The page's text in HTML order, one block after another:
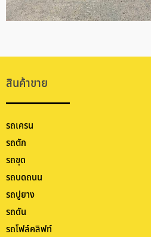
สินค้าขาย
รถเครน
รถตัก
รถขุด
รถบดถนน
รถปูยาง
รถดัน
รถโฟล์คลิฟท์